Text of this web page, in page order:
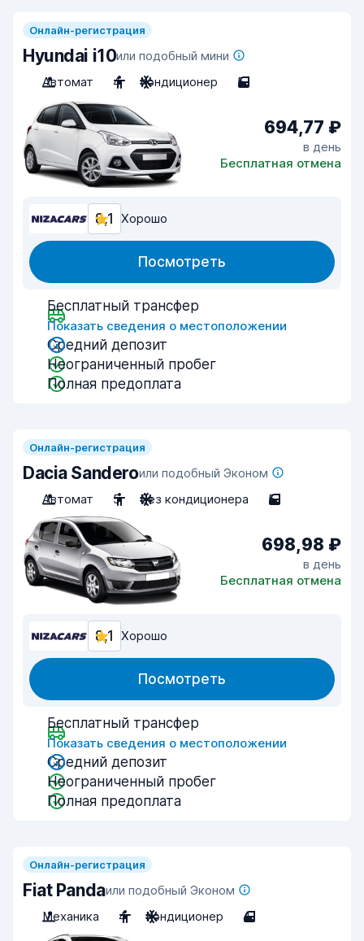
Онлайн-регистрация
Hyundai i10или подобный мини
Автомат
4 Кондиционер 5
694,77 ₽
в день
Бесплатная отмена
8,1 Хорошо
Посмотреть
Бесплатный трансфер
Показать сведения о местоположении
Средний депозит
Неограниченный пробег
Полная предоплата
Онлайн-регистрация
Dacia Sanderoили подобный Эконом
Автомат
5 Без кондиционера 5
698,98 ₽
в день
Бесплатная отмена
8,1 Хорошо
Посмотреть
Бесплатный трансфер
Показать сведения о местоположении
Средний депозит
Неограниченный пробег
Полная предоплата
Онлайн-регистрация
Fiat Pandaили подобный Эконом
Механика
4 Кондиционер 4